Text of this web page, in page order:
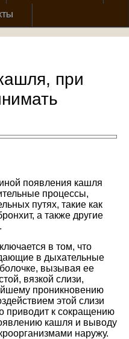
при
появления кашля
процессы,
путях, такие как
а также другие
в том, что
в дыхательные
вызывая ее
вязкой слизи,
проникновению
этой слизи
приводит к сокращению
кашля и выводу
наружу.